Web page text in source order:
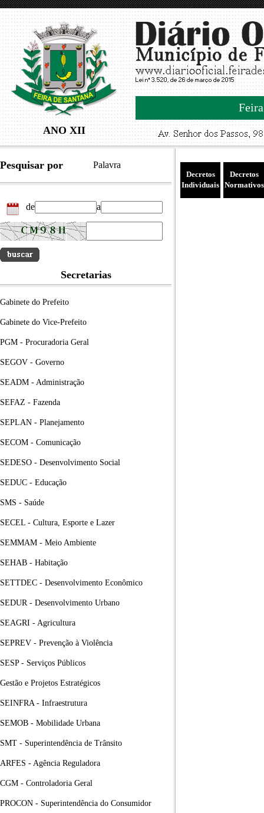
ANO XII
Pesquisar por Palavra
de a
Secretarias
Gabinete do Prefeito
Gabinete do Vice-Prefeito
PGM - Procuradoria Geral
SEGOV - Governo
SEADM - Administração
SEFAZ - Fazenda
SEPLAN - Planejamento
SECOM - Comunicação
SEDESO - Desenvolvimento Social
SEDUC - Educação
SMS - Saúde
SECEL - Cultura, Esporte e Lazer
SEMMAM - Meio Ambiente
SEHAB - Habitação
SETTDEC - Desenvolvimento Econômico
SEDUR - Desenvolvimento Urbano
SEAGRI - Agricultura
SEPREV - Prevenção à Violência
SESP - Serviços Públicos
Gestão e Projetos Estratégicos
SEINFRA - Infraestrutura
SEMOB - Mobilidade Urbana
SMT - Superintendência de Trânsito
ARFES - Agência Reguladora
CGM - Controladoria Geral
PROCON - Superintendência do Consumidor
Decretos
Individuais
Decretos
Normativos